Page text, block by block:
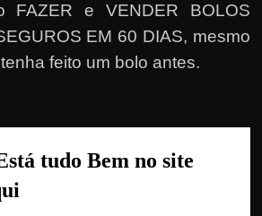
FAZER e VENDER BOLOS
EM 60 DIAS, mesmo
feito um bolo antes.
tudo Bem no site